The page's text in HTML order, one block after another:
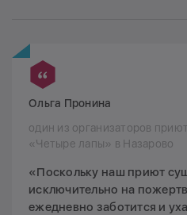
Ольга Пронина
один из организаторов
«Четыре лапы» в Назарово
«Поскольку наш приют
исключительно на
ежедневно заботится и